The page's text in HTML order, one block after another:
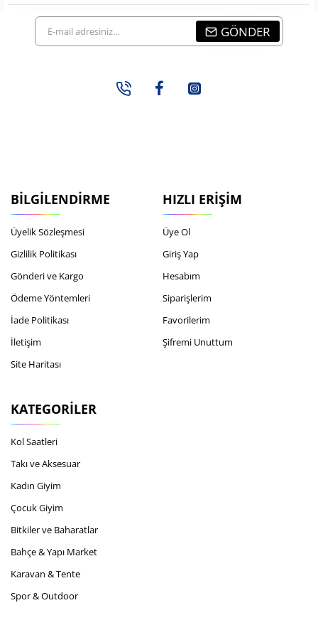
E-
mail
GÖNDER
BILGILENDIRME
Üyelik Sözleşmesi
Gizlilik Politikası
Gönderi ve Kargo
Ödeme Yöntemleri
İade Politikası
İletişim
Site Haritası
HIZLI ERIŞIM
Üye Ol
Giriş Yap
Hesabım
Siparişlerim
Favorilerim
Şifremi Unuttum
KATEGORILER
Kol Saatleri
Takı ve Aksesuar
Kadın Giyim
Çocuk Giyim
Bitkiler ve Baharatlar
Bahçe & Yapı Market
Karavan & Tente
Spor & Outdoor